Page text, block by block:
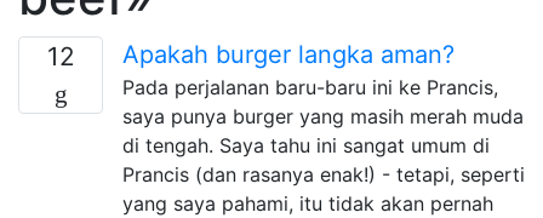
12 Apakah burger langka aman?
Pada perjalanan baru-baru ini ke Prancis,
saya punya burger yang masih merah muda
di tengah. Saya tahu ini sangat umum di
Prancis (dan rasanya enak!) - tetapi, seperti
yang saya pahami, itu tidak akan pernah